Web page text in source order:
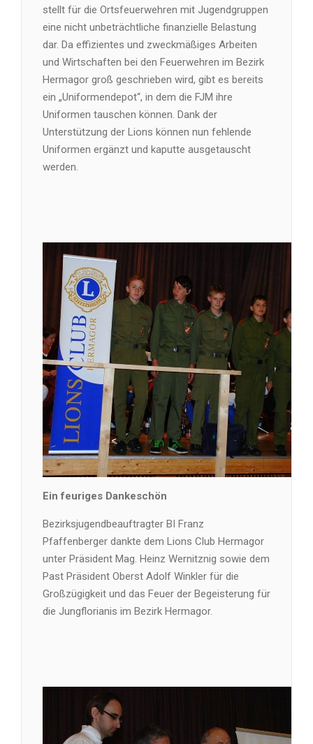
stellt für die Ortsfeuerwehren mit Jugendgruppen
eine nicht unbeträchtliche finanzielle Belastung
dar. Da effizientes und zweckmäßiges Arbeiten
und Wirtschaften bei den Feuerwehren im Bezirk
Hermagor groß geschrieben wird, gibt es bereits
ein „Uniformendepot“, in dem die FJM ihre
Uniformen tauschen können. Dank der
Unterstützung der Lions können nun fehlende
Uniformen ergänzt und kaputte ausgetauscht
werden.
Ein feuriges Dankeschön
Bezirksjugendbeauftragter BI Franz
Pfaffenberger dankte dem Lions Club Hermagor
unter Präsident Mag. Heinz Wernitznig sowie dem
Past Präsident Oberst Adolf Winkler für die
Großzügigkeit und das Feuer der Begeisterung für
die Jungflorianis im Bezirk Hermagor.